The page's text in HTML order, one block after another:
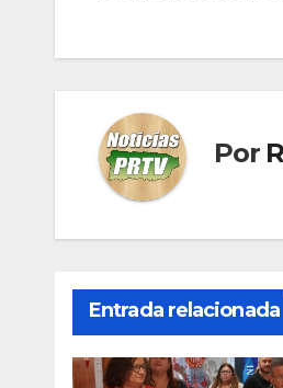
entradas
Por
Entrada relacionada